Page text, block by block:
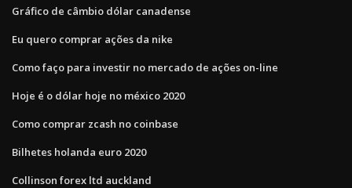
Gráfico de câmbio dólar canadense
Eu quero comprar ações da nike
Como faço para investir no mercado de ações on-line
Hoje é o dólar hoje no méxico 2020
Como comprar zcash no coinbase
Bilhetes holanda euro 2020
Collinson forex ltd auckland